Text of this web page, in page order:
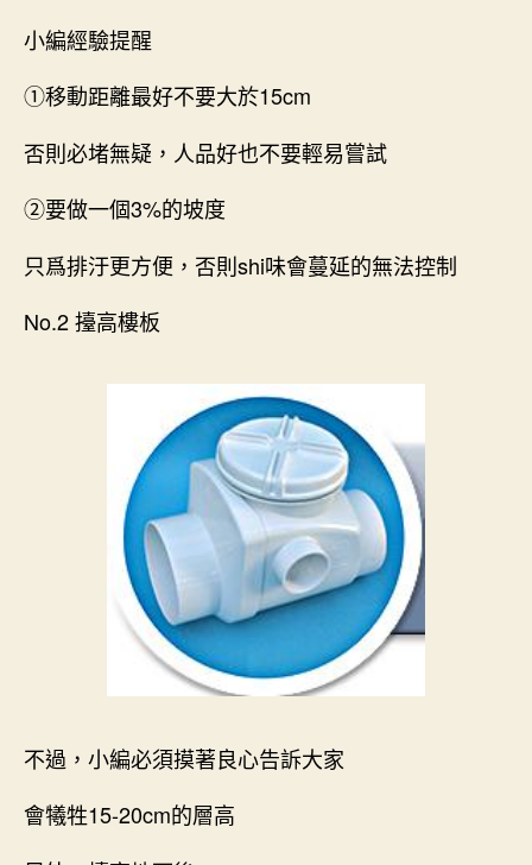
小編經驗提醒
①移動距離最好不要大於15cm
否則必堵無疑，人品好也不要輕易嘗試
②要做一個3%的坡度
只爲排汙更方便，否則shi味會蔓延的無法控制
No.2 擡高樓板
不過，小編必須摸著良心告訴大家
會犧牲15-20cm的層高